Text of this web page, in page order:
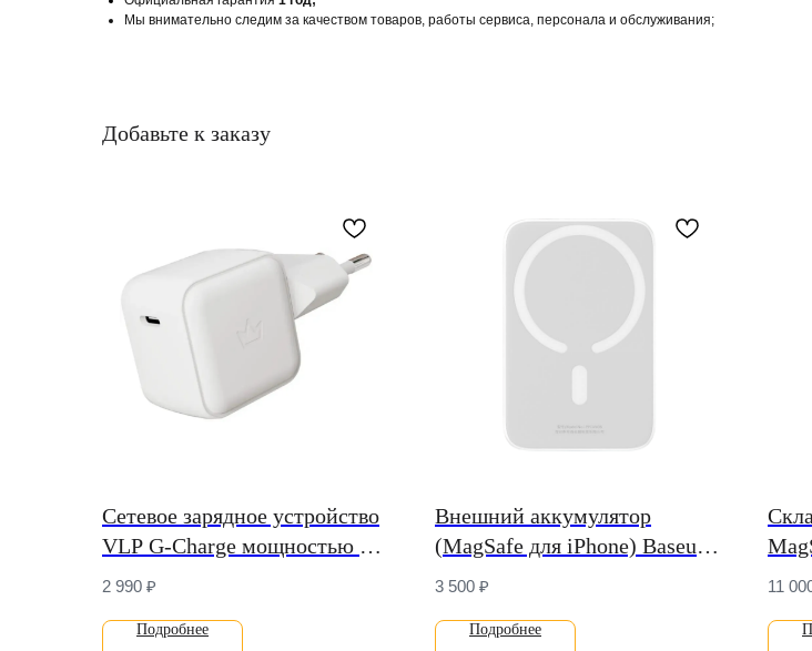
Мы внимательно следим за качеством товаров, работы сервиса, персонала и обслуживания;
Добавьте к заказу
Сетевое зарядное устройство
VLP G-Charge мощностью 45
Вт (USB-C) (GaN)
2 990 ₽
Подробнее
Внешний аккумулятор
(MagSafe для iPhone) Baseus
Magnetic Wireless Charging
3 500 ₽
Подробнее
для
11